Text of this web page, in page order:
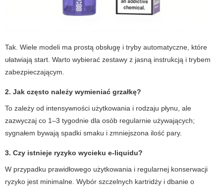
Tak. Wiele modeli ma prostą obsługę i tryby automatyczne, które
ułatwiają start. Warto wybierać zestawy z jasną instrukcją i trybem
zabezpieczającym.
2. Jak często należy wymieniać grzałkę?
To zależy od intensywności użytkowania i rodzaju płynu, ale
zazwyczaj co 1–3 tygodnie dla osób regularnie używających;
sygnałem bywają spadki smaku i zmniejszona ilość pary.
3. Czy istnieje ryzyko wycieku e-liquidu?
W przypadku prawidłowego użytkowania i regularnej konserwacji
ryzyko jest minimalne. Wybór szczelnych kartridży i dbanie o